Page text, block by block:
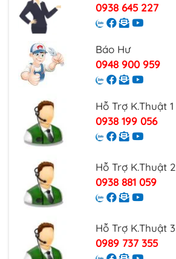
0938 645 227
Báo Hư
0948 900 959
Hỗ Trợ K.Thuật 1
0938 199 056
Hỗ Trợ K.Thuật 2
0938 881 059
Hỗ Trợ K.Thuật 3
0989 737 355